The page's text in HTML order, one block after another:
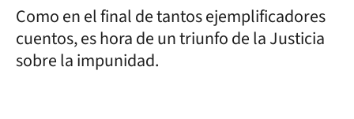
Como en el final de tantos ejemplificadores
cuentos, es hora de un triunfo de la Justicia
sobre la impunidad.